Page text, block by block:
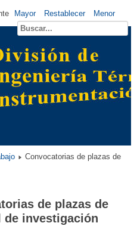
Mayor Restablecer Menor
Convocatorias de plazas de
de plazas de
de investigación